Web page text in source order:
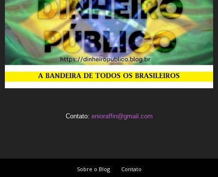
Contato: enioraffin@gmail.com
Sobre o Blog Contato